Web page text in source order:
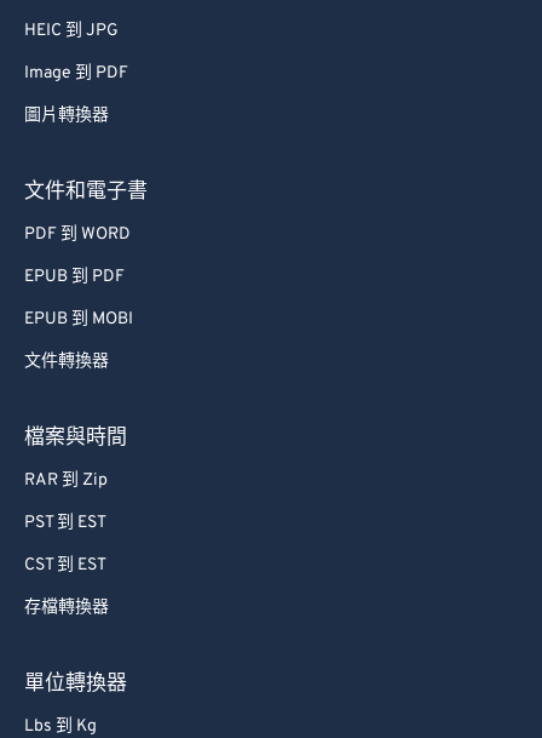
HEIC 到 JPG
Image 到 PDF
圖片轉換器
文件和電子書
PDF 到 WORD
EPUB 到 PDF
EPUB 到 MOBI
文件轉換器
檔案與時間
RAR 到 Zip
PST 到 EST
CST 到 EST
存檔轉換器
單位轉換器
Lbs 到 Kg